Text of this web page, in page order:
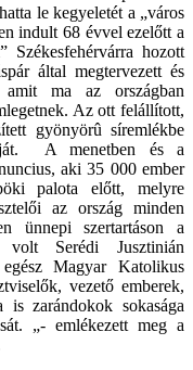
le kegyeletét a „város
indult 68 évvel ezelőtt a
Székesfehérvárra hozott
által megtervezett és
amit ma az országban
Az ott felállított,
gyönyörû síremlékbe
A menetben és a
aki 35 000 ember
palota előtt, melyre
az ország minden
ünnepi szertartáson a
Serédi Jusztinián
Magyar Katolikus
vezető emberek,
zarándokok sokasága
„- emlékezett meg a